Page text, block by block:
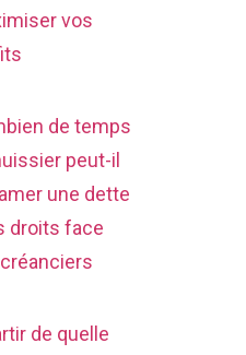
vos
de temps
peut-il
une dette
droits face
de quelle